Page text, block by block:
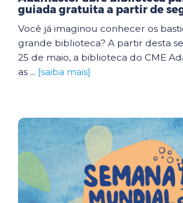
guiada gratuita a partir de
Você já imaginou conhecer os
grande biblioteca? A partir desta
25 de maio, a biblioteca do CME
as ... [saiba mais]